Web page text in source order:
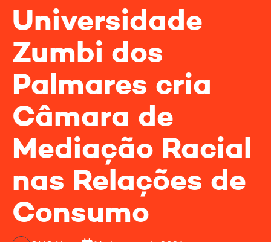
Universidade
Zumbi dos
Palmares cria
Câmara de
Mediação Racial
nas Relações de
Consumo